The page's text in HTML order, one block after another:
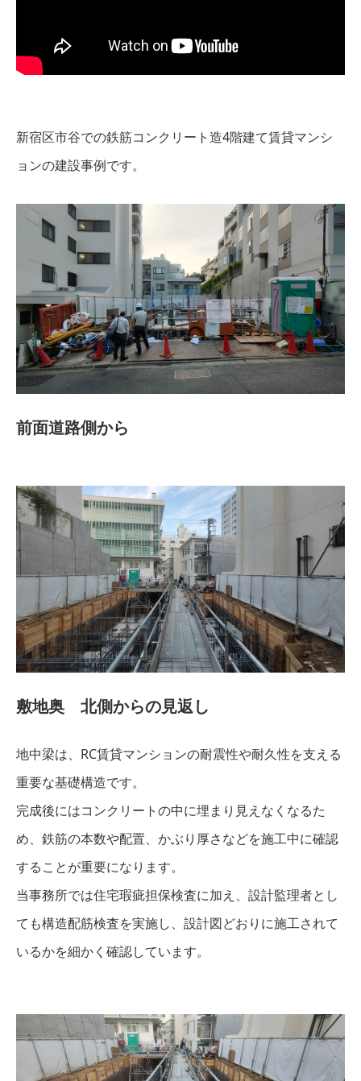
新宿区市谷での鉄筋コンクリート造4階建て賃貸マンシ
ョンの建設事例です。
前面道路側から
敷地奥 北側からの見返し
地中梁は、RC賃貸マンションの耐震性や耐久性を支える
重要な基礎構造です。
完成後にはコンクリートの中に埋まり見えなくなるた
め、鉄筋の本数や配置、かぶり厚さなどを施工中に確認
することが重要になります。
当事務所では住宅瑕疵担保検査に加え、設計監理者とし
ても構造配筋検査を実施し、設計図どおりに施工されて
いるかを細かく確認しています。